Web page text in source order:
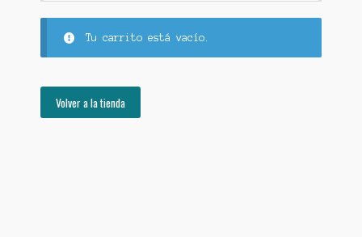
Tu carrito está vacío.
Volver a la tienda